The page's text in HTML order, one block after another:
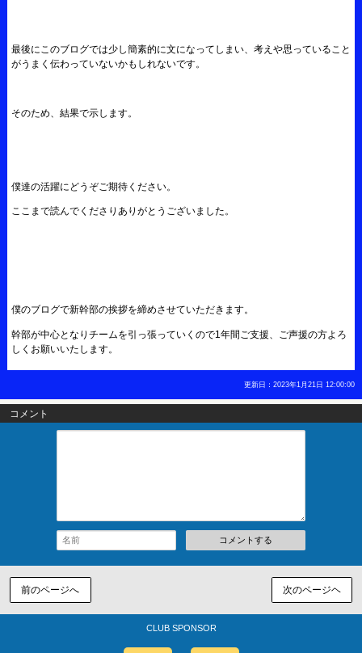
最後にこのブログでは少し簡素的に文になってしまい、考えや思っていること
がうまく伝わっていないかもしれないです。
そのため、結果で示します。
僕達の活躍にどうぞご期待ください。
ここまで読んでくださりありがとうございました。
僕のブログで新幹部の挨拶を締めさせていただきます。
幹部が中心となりチームを引っ張っていくので1年間ご支援、ご声援の方よろ
しくお願いいたします。
更新日：2023年1月21日 12:00:00
コメント
コメントする
前のページへ 次のページヘ
CLUB SPONSOR